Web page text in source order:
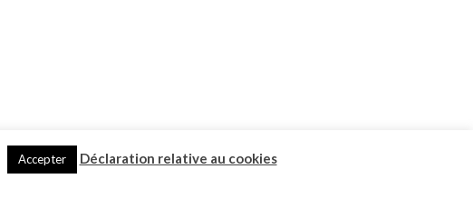
Accepter Déclaration relative au cookies